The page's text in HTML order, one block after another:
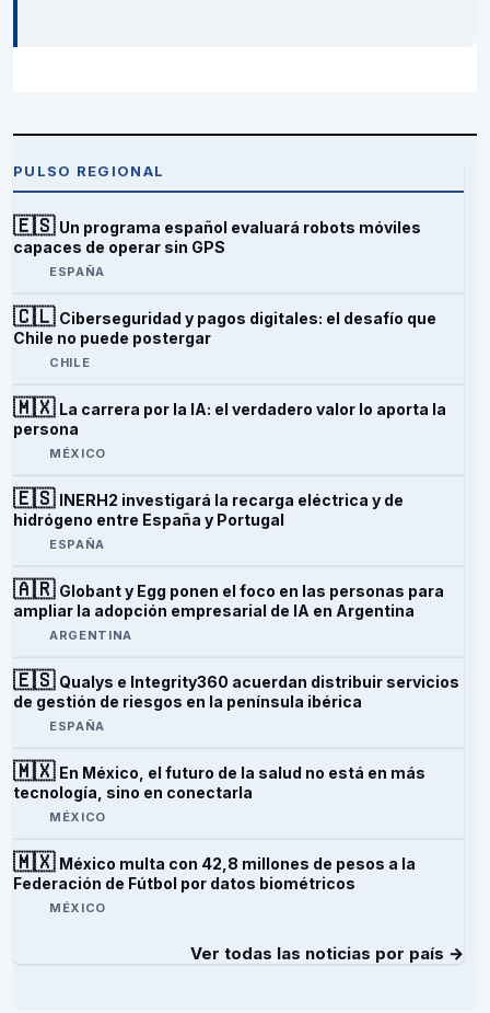
PULSO REGIONAL
🇪🇸 Un programa español evaluará robots móviles
capaces de operar sin GPS
ESPAÑA
🇨🇱 Ciberseguridad y pagos digitales: el desafío que
Chile no puede postergar
CHILE
🇲🇽 La carrera por la IA: el verdadero valor lo aporta la
persona
MÉXICO
🇪🇸 INERH2 investigará la recarga eléctrica y de
hidrógeno entre España y Portugal
ESPAÑA
🇦🇷 Globant y Egg ponen el foco en las personas para
ampliar la adopción empresarial de IA en Argentina
ARGENTINA
🇪🇸 Qualys e Integrity360 acuerdan distribuir servicios
de gestión de riesgos en la península ibérica
ESPAÑA
🇲🇽 En México, el futuro de la salud no está en más
tecnología, sino en conectarla
MÉXICO
🇲🇽 México multa con 42,8 millones de pesos a la
Federación de Fútbol por datos biométricos
MÉXICO
Ver todas las noticias por país →